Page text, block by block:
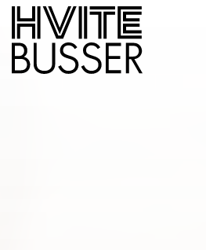
Søk